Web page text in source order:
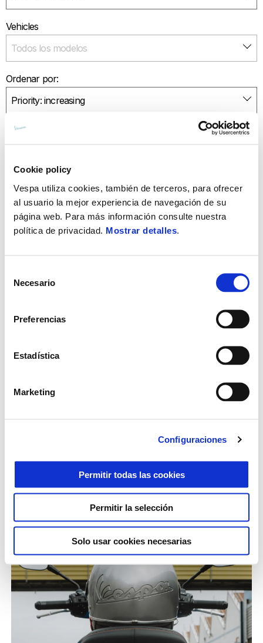
Cookie policy
Vespa utiliza cookies, también de terceros, para ofrecer
al usuario la mejor experiencia de navegación de su
página web. Para más información consulte nuestra
política de privacidad. Mostrar detalles
Necesario
Preferencias
Estadística
Marketing
Configuraciones
Permitir todas las cookies
Permitir la selección
Solo usar cookies necesarias
Vehicles
Ordenar por: